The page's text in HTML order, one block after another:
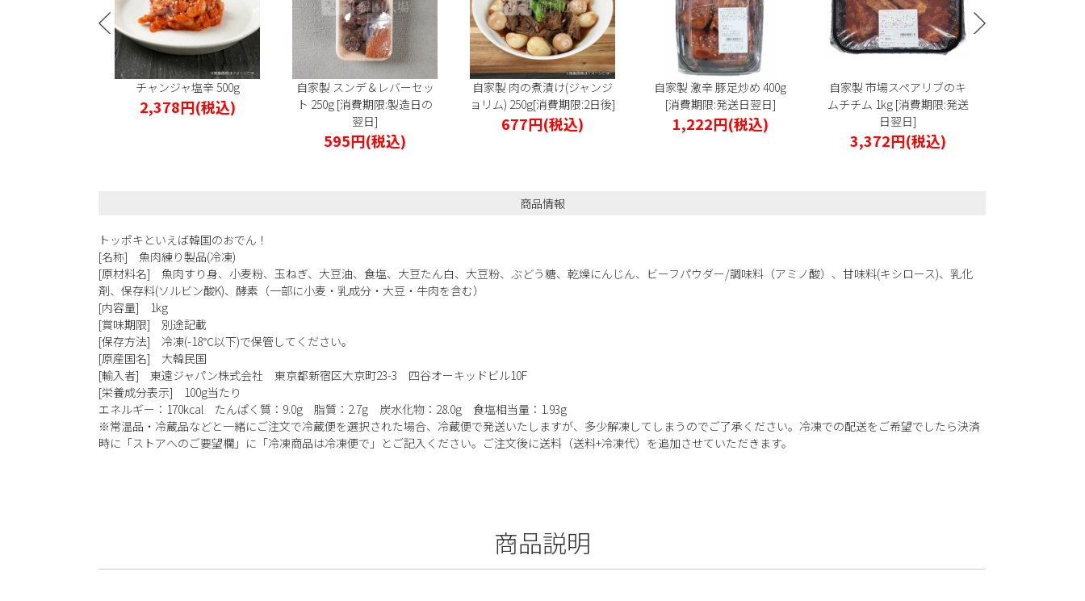
チャンジャ塩辛 500g
2,378円(税込)
自家製 スンデ＆レバーセッ
ト 250g [消費期限:製造日の
翌日]
595円(税込)
自家製 肉の煮漬け(ジャンジ
ョリム) 250g[消費期限:2日後]
677円(税込)
自家製 激辛 豚足炒め 400g
[消費期限:発送日翌日]
1,222円(税込)
自家製 市場スペアリブのキ
ムチチム 1kg [消費期限:発送
日翌日]
3,372円(税込)
商品情報
トッポキといえば韓国のおでん！
[名称] 魚肉練り製品(冷凍)
[原材料名] 魚肉すり身、小麦粉、玉ねぎ、大豆油、食塩、大豆たん白、大豆粉、ぶどう糖、乾燥にんじん、ビーフパウダー/調味料（アミノ酸）、甘味料(キシロース)、乳化
剤、保存料(ソルビン酸K)、酵素（一部に小麦・乳成分・大豆・牛肉を含む）
[内容量] 1kg
[賞味期限] 別途記載
[保存方法] 冷凍(-18℃以下)で保管してください。
[原産国名] 大韓民国
[輸入者] 東遠ジャパン株式会社 東京都新宿区大京町23-3 四谷オーキッドビル10F
[栄養成分表示] 100g当たり
エネルギー：170kcal たんぱく質：9.0g 脂質：2.7g 炭水化物：28.0g 食塩相当量：1.93g
※常温品・冷蔵品などと一緒にご注文で冷蔵便を選択された場合、冷蔵便で発送いたしますが、多少解凍してしまうのでご了承ください。冷凍での配送をご希望でしたら決済
時に「ストアへのご要望欄」に「冷凍商品は冷凍便で」とご記入ください。ご注文後に送料（送料+冷凍代）を追加させていただきます。
商品説明